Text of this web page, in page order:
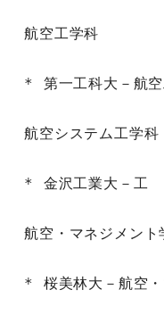
航空工学科
* 第一工科大－航空
航空システム工学科
* 金沢工業大－工
航空・マネジメント
* 桜美林大－航空